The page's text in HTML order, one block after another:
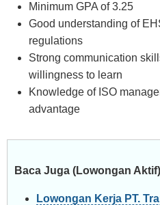
Minimum GPA of 3.25
Good understanding of
regulations
Strong communication
willingness to learn
Knowledge of ISO
advantage
Baca Juga (Lowongan
Lowongan Kerja PT.